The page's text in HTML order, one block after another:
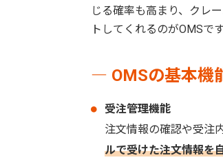
じる確率も高まり、クレ
トしてくれるのがOMSです
― OMSの基本機
受注管理機能
注文情報の確認や受注
ルで受けた注文情報を